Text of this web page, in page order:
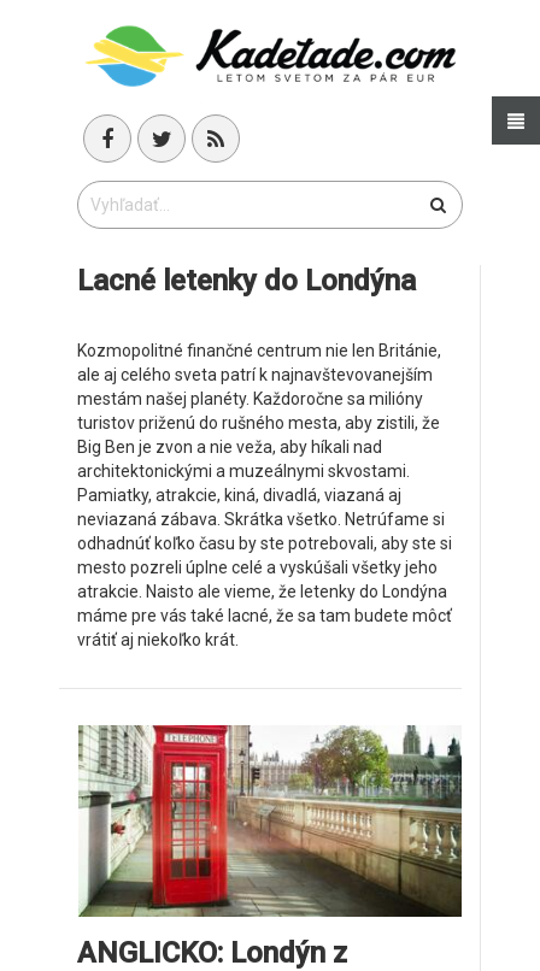
Lacné letenky do Londýna
Kozmopolitné finančné centrum nie len Británie,
ale aj celého sveta patrí k najnavštevovanejším
mestám našej planéty. Každoročne sa milióny
turistov priženú do rušného mesta, aby zistili, že
Big Ben je zvon a nie veža, aby híkali nad
architektonickými a muzeálnymi skvostami.
Pamiatky, atrakcie, kiná, divadlá, viazaná aj
neviazaná zábava. Skrátka všetko. Netrúfame si
odhadnúť koľko času by ste potrebovali, aby ste si
mesto pozreli úplne celé a vyskúšali všetky jeho
atrakcie. Naisto ale vieme, že letenky do Londýna
máme pre vás také lacné, že sa tam budete môcť
vrátiť aj niekoľko krát.
ANGLICKO: Londýn z